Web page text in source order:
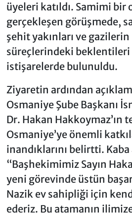
üyeleri katıldı. Samimi bir
gerçekleşen görüşmede,
şehit yakınları ve
süreçlerindeki beklentileri
istişarelerde bulunuldu.
Ziyaretin ardından
Osmaniye Şube Başkanı
Dr. Hakan Hakkoymaz’ın
Osmaniye’ye önemli
inandıklarını belirtti. Kaba
“Başhekimimiz Sayın
yeni görevinde üstün
Nazik ev sahipliği için
ederiz. Bu atamanın